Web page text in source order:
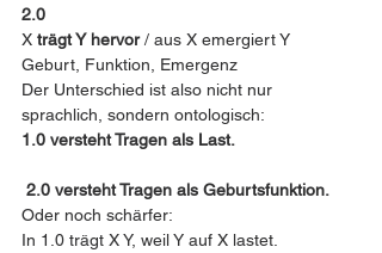
2.0
X trägt Y hervor / aus X emergiert Y
Geburt, Funktion, Emergenz
Der Unterschied ist also nicht nur
sprachlich, sondern ontologisch:
1.0 versteht Tragen als Last.
2.0 versteht Tragen als Geburtsfunktion.
Oder noch schärfer:
In 1.0 trägt X Y, weil Y auf X lastet.